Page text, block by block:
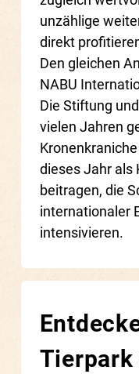
unzählige
direkt
Den gleichen
NABU
Die Stiftung
vielen Jahren
dieses Jahr als
beitragen, die
internationaler
intensivieren.
Tierpark